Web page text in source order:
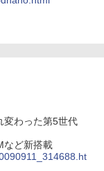
変わった第5世代
など新搭載